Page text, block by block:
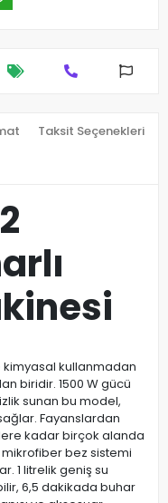
Taksit Seçenekleri
kimyasal kullanmadan
biridir. 1500 W gücü
sunan bu model,
Fayanslardan
kadar birçok alanda
mikrofiber bez sistemi
1 litrelik geniş su
6,5 dakikada buhar